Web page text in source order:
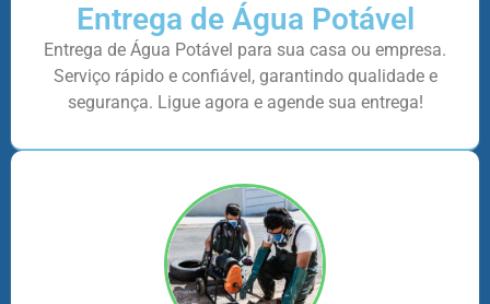
Entrega de Água Potável
Entrega de Água Potável para sua casa ou empresa.
Serviço rápido e confiável, garantindo qualidade e
segurança. Ligue agora e agende sua entrega!